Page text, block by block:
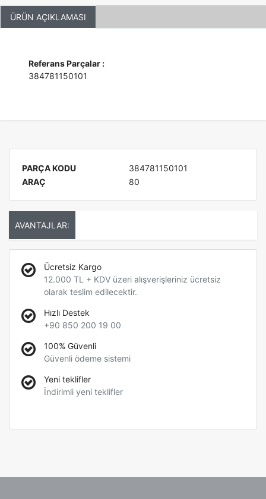
ÜRÜN AÇIKLAMASI
Referans Parçalar :
384781150101
PARÇA KODU
384781150101
ARAÇ
80
AVANTAJLAR:
Ücretsiz Kargo
12.000 TL + KDV üzeri alışverişleriniz ücretsiz
olarak teslim edilecektir.
Hızlı Destek
+90 850 200 19 00
100% Güvenli
Güvenli ödeme sistemi
Yeni teklifler
İndirimli yeni teklifler